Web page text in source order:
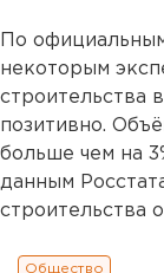
По
некоторым
строительства
позитивно.
больше чем на
данным
строительства
Общество